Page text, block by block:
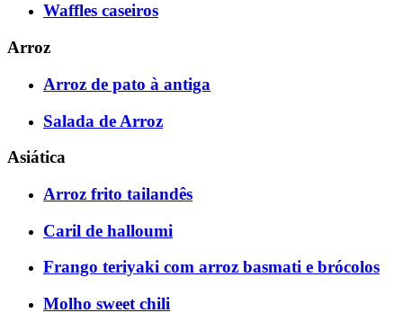
Waffles caseiros
Arroz
Arroz de pato à antiga
Salada de Arroz
Asiática
Arroz frito tailandês
Caril de halloumi
Frango teriyaki com arroz basmati e brócolos
Molho sweet chili